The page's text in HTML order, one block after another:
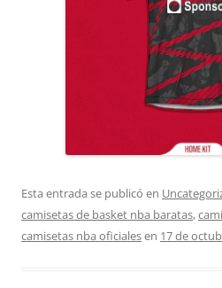
Esta entrada se publicó en
camisetas de basket nba baratas,
camisetas nba oficialesen 17 de